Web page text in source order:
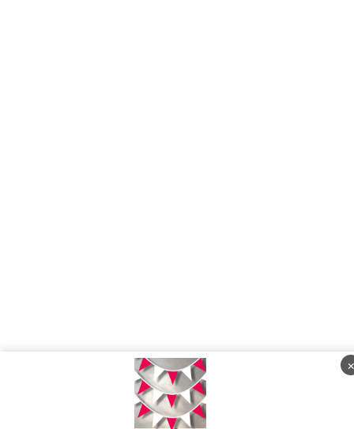
Kamis, 06 Agustus 2026 - 05:32:42 WIB